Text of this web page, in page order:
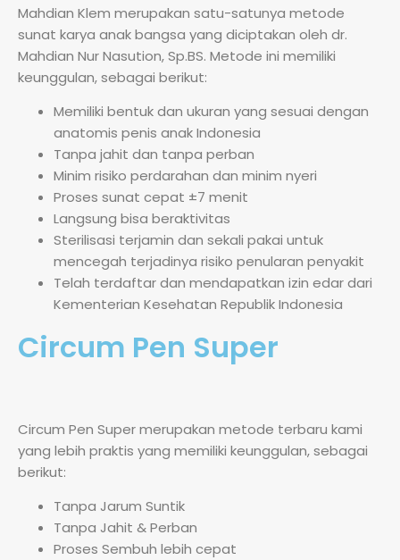
Mahdian Klem merupakan satu-satunya metode
sunat karya anak bangsa yang diciptakan oleh dr.
Mahdian Nur Nasution, Sp.BS. Metode ini memiliki
keunggulan, sebagai berikut:
Memiliki bentuk dan ukuran yang sesuai dengan
anatomis penis anak Indonesia
Tanpa jahit dan tanpa perban
Minim risiko perdarahan dan minim nyeri
Proses sunat cepat ±7 menit
Langsung bisa beraktivitas
Sterilisasi terjamin dan sekali pakai untuk
mencegah terjadinya risiko penularan penyakit
Telah terdaftar dan mendapatkan izin edar dari
Kementerian Kesehatan Republik Indonesia
Circum Pen Super
Circum Pen Super merupakan metode terbaru kami
yang lebih praktis yang memiliki keunggulan, sebagai
berikut:
Tanpa Jarum Suntik
Tanpa Jahit & Perban
Proses Sembuh lebih cepat